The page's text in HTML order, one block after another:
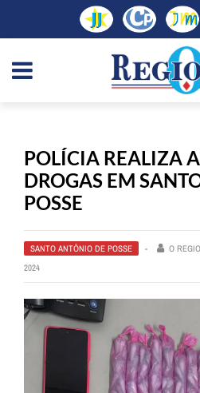
POLÍCIA REALIZA
DROGAS EM
POSSE
SANTO ANTÔNIO DE POSSE O
2024